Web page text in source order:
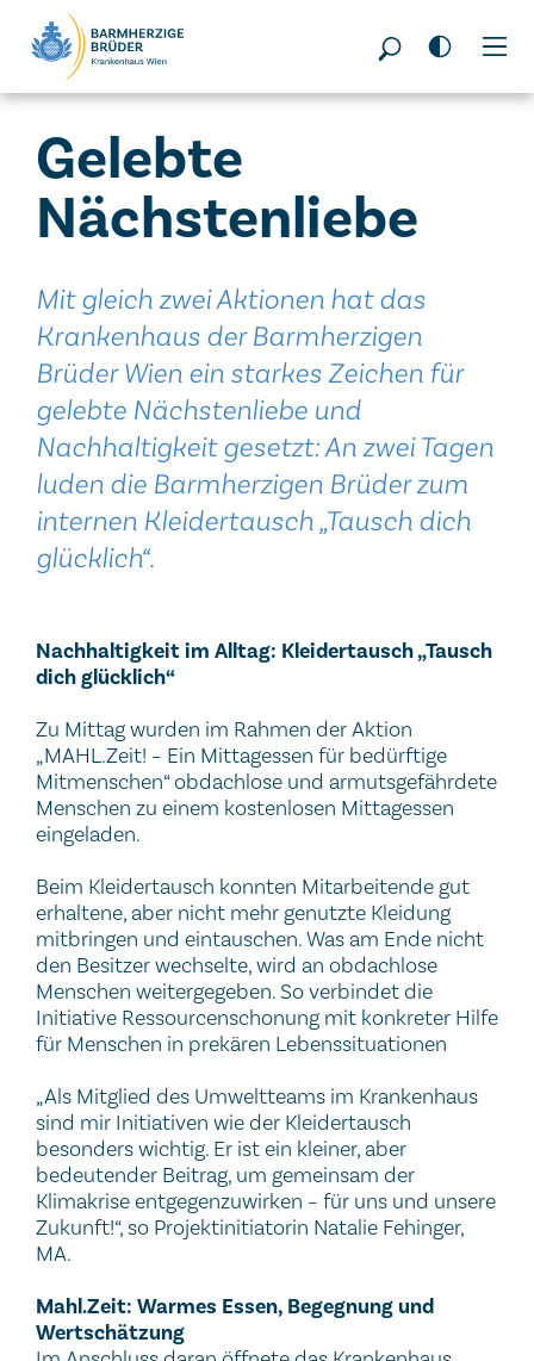
Seitenbereiche:
Gelebte
Nächstenliebe
Mit gleich zwei Aktionen hat das
Krankenhaus der Barmherzigen
Brüder Wien ein starkes Zeichen für
gelebte Nächstenliebe und
Nachhaltigkeit gesetzt: An zwei Tagen
luden die Barmherzigen Brüder zum
internen Kleidertausch „Tausch dich
glücklich“.
Nachhaltigkeit im Alltag: Kleidertausch „Tausch
dich glücklich“
Zu Mittag wurden im Rahmen der Aktion
„MAHL.Zeit! – Ein Mittagessen für bedürftige
Mitmenschen“ obdachlose und armutsgefährdete
Menschen zu einem kostenlosen Mittagessen
eingeladen.
Beim Kleidertausch konnten Mitarbeitende gut
erhaltene, aber nicht mehr genutzte Kleidung
mitbringen und eintauschen. Was am Ende nicht
den Besitzer wechselte, wird an obdachlose
Menschen weitergegeben. So verbindet die
Initiative Ressourcenschonung mit konkreter Hilfe
für Menschen in prekären Lebenssituationen
„Als Mitglied des Umweltteams im Krankenhaus
sind mir Initiativen wie der Kleidertausch
besonders wichtig. Er ist ein kleiner, aber
bedeutender Beitrag, um gemeinsam der
Klimakrise entgegenzuwirken – für uns und unsere
Zukunft!“, so Projektinitiatorin Natalie Fehinger,
MA.
Mahl.Zeit: Warmes Essen, Begegnung und
Wertschätzung